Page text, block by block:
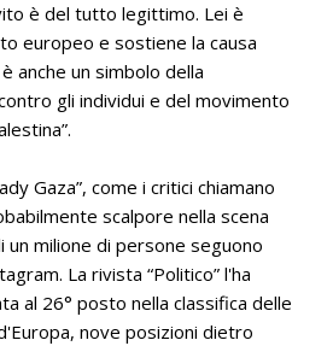
è del tutto legittimo. Lei è
europeo e sostiene la causa
anche un simbolo della
gli individui e del movimento
Gaza”, come i critici chiamano
scalpore nella scena
un milione di persone seguono
La rivista “Politico” l'ha
al 26° posto nella classifica delle
nove posizioni dietro